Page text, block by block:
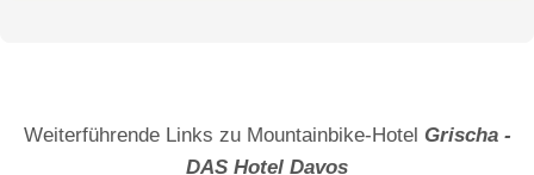
Weiterführende Links zu Mountainbike-Hotel Grischa -
DAS Hotel Davos